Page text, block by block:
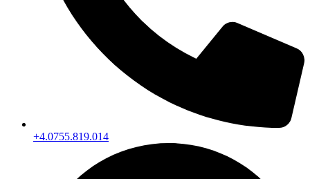
+4.0755.819.014